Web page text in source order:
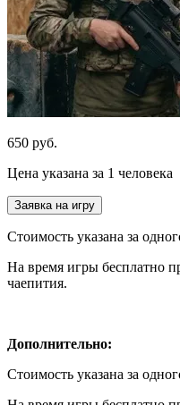
650 руб.
Цена указана за 1 человека
Заявка на игру
Стоимость указана за
На время игры бесплатно
чаепития.
Дополнительно:
Стоимость указана за